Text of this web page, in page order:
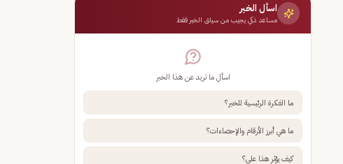
اسأل الخبر
مساعد ذكي يجيب من سياق الخبر فقط
اسأل ما تريد عن هذا الخبر
ما الفكرة الرئيسية للخبر؟
ما هي أبرز الأرقام والإحصاءات؟
كيف يؤثر هذا علي؟